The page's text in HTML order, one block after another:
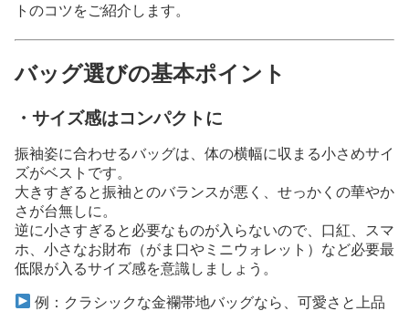
トのコツをご紹介します。
バッグ選びの基本ポイント
・サイズ感はコンパクトに
振袖姿に合わせるバッグは、体の横幅に収まる小さめサイ
ズがベストです。
大きすぎると振袖とのバランスが悪く、せっかくの華やか
さが台無しに。
逆に小さすぎると必要なものが入らないので、口紅、スマ
ホ、小さなお財布（がま口やミニウォレット）など必要最
低限が入るサイズ感を意識しましょう。
例：クラシックな金襴帯地バッグなら、可愛さと上品